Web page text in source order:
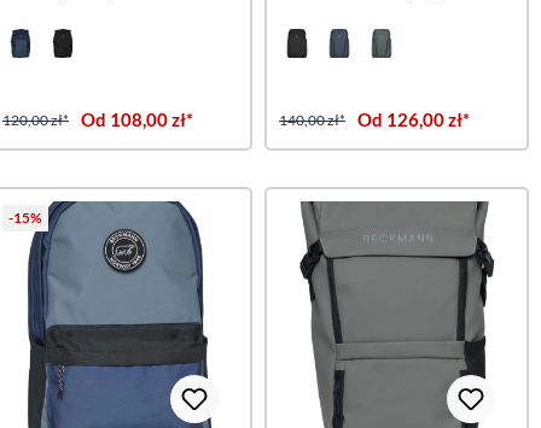
120,00 zł* Od 108,00 zł* 140,00 zł* Od 126,00 zł*
-15%